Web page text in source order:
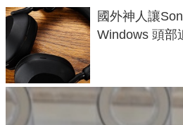
國外神人讓
Windows 頭部